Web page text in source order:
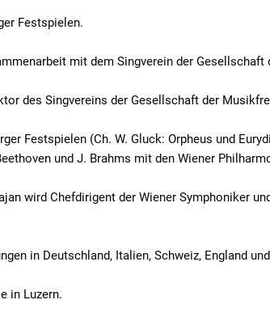
Festspielen.
mit dem Singverein der
des Singvereins der Gesellschaft der
Festspielen (Ch. W. Gluck: Orpheus und
und J. Brahms mit den Wiener
wird Chefdirigent der Wiener Symphoniker
in Deutschland, Italien, Schweiz, England
in Luzern.